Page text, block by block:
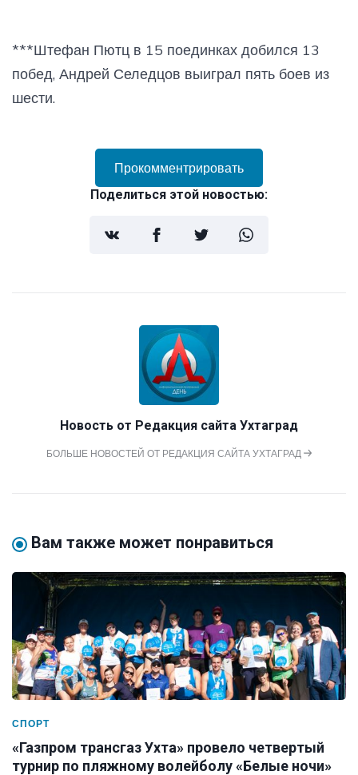
***Штефан Пютц в 15 поединках добился 13
побед, Андрей Селедцов выиграл пять боев из
шести.
Прокомментрировать
Поделиться этой новостью:
Новость от Редакция сайта Ухтаград
БОЛЬШЕ НОВОСТЕЙ ОТ РЕДАКЦИЯ САЙТА УХТАГРАД
Вам также может понравиться
СПОРТ
«Газпром трансгаз Ухта» провело четвертый
турнир по пляжному волейболу «Белые ночи»